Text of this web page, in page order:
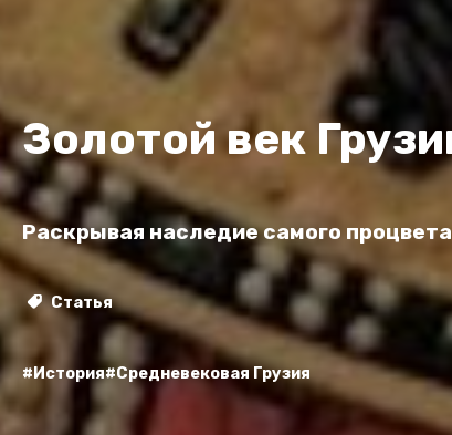
Золотой век
Раскрывая наследие самого
Статья
#История#Средневековая Грузия